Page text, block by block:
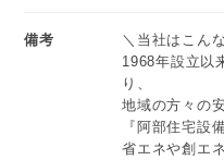
備考
＼当社はこん
1968年設立以
り、
地域の方々の
『阿部住宅設
省エネや創エ